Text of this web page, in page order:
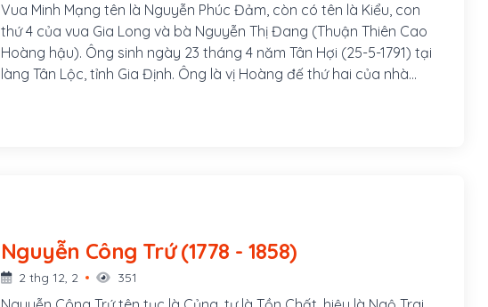
Vua Minh Mạng tên là Nguyễn Phúc Đảm, còn có tên là Kiểu, con
thứ 4 của vua Gia Long và bà Nguyễn Thị Đang (Thuận Thiên Cao
Hoàng hậu). Ông sinh ngày 23 tháng 4 năm Tân Hợi (25-5-1791) tại
làng Tân Lộc, tỉnh Gia Định. Ông là vị Hoàng đế thứ hai của nhà
Nguyễn Công Trứ (1778 - 1858)
2 thg 12, 2 351